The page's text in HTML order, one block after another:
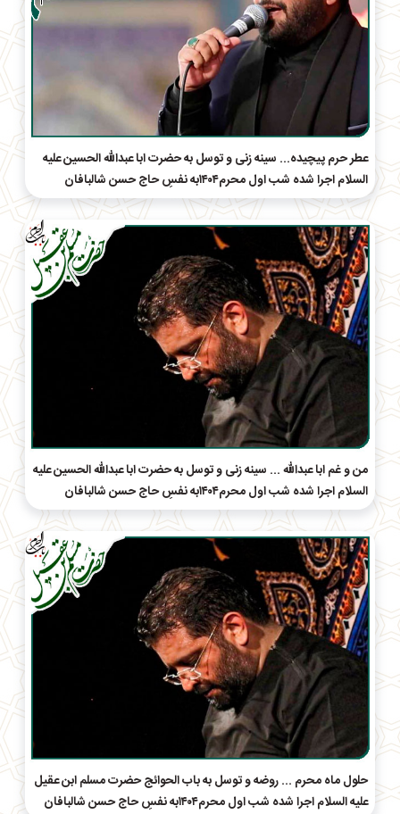
عطر حرم پیچیده... سینه زنی و توسل به حضرت ابا عبدالله الحسین علیه
السلام اجرا شده شب اول محرم۱۴۰۴به نفسِ حاج‌ حسن شالبافان
من و غم ابا عبدالله ... سینه زنی و توسل به حضرت ابا عبدالله الحسین علیه
السلام اجرا شده شب اول محرم۱۴۰۴به نفسِ حاج‌ حسن شالبافان
حلول ماه محرم ... روضه و توسل به باب الحوائج حضرت مسلم ابن عقیل
علیه السلام اجرا شده شب اول محرم۱۴۰۴به نفسِ حاج‌ حسن شالبافان